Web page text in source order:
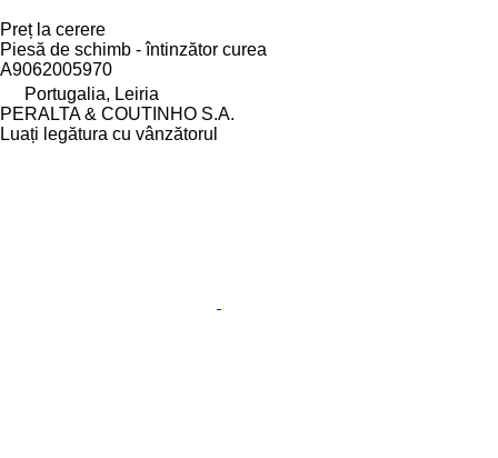
Preț la cerere
Piesă de schimb - întinzător curea
A9062005970
Portugalia, Leiria
PERALTA & COUTINHO S.A.
Luați legătura cu vânzătorul